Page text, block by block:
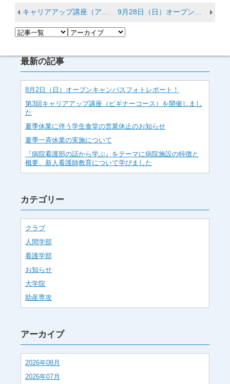
キャリアアップ講座（アドバンスコース）を開催しました
最新の記事
8月2日（日）オープンキャンパスフォトレポート！
第3回キャリアアップ講座（ビギナーコース）を開催しまし
た
夏季休業に伴う学生食堂の営業休止のお知らせ
夏季一斉休業の実施について
『病院看護部の話から学ぶ』をテーマに病院施設の特徴と
概要、新人看護師教育について学びました
カテゴリー
クラブ
人間学部
看護学部
お知らせ
大学院
助産専攻
アーカイブ
2026年08月
2026年07月